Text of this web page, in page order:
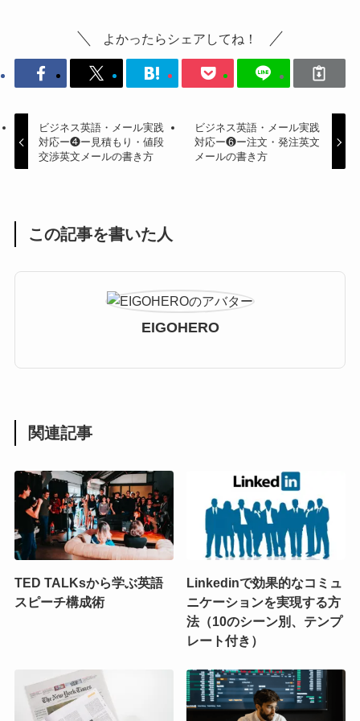
よかったらシェアしてね！
ビジネス英語・メール実践
対応ー❹ー見積もり・値段
交渉英文メールの書き方
ビジネス英語・メール実践
対応ー❻ー注文・発注英文
メールの書き方
この記事を書いた人
EIGOHERO
関連記事
TED TALKsから学ぶ英語
スピーチ構成術
Linkedinで効果的なコミュ
ニケーションを実現する方
法（10のシーン別、テンプ
レート付き）